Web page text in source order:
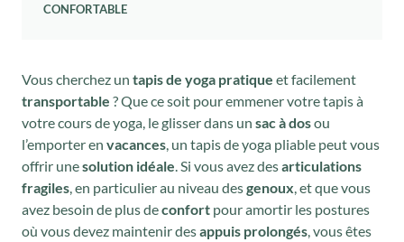
CONFORTABLE
Vous cherchez un tapis de yoga pratique et facilement
transportable ? Que ce soit pour emmener votre tapis à
votre cours de yoga, le glisser dans un sac à dosou
l’emporter en vacances , un tapis de yoga pliable peut vous
offrir unesolution idéale . Si vous avez desarticulations
fragiles , en particulier au niveau desgenoux , et que vous
avez besoin de plus deconfort pour amortir les postures
où vous devez maintenir desappuis prolongés , vous êtes